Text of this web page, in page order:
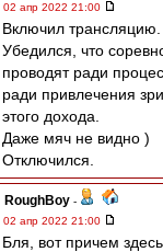
02 апр 2022 21:00
Включил трансляцию.
Убедился, что
проводят ради
ради привлечения
этого дохода.
Даже мяч не видно )
Отключился.
RoughBoy -
02 апр 2022 21:00
Бля, вот причем